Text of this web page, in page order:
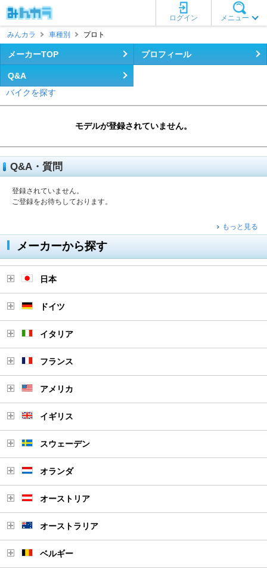
メニュー
ログイン
みんカラ
車種別 プロト
メーカーTOP プロフィール
Q&A
バイクを探す
モデルが登録されていません。
Q&A・質問
登録されていません。
ご登録をお待ちしております。
もっと見る
メーカーから探す
日本
ドイツ
イタリア
フランス
アメリカ
イギリス
スウェーデン
オランダ
オーストリア
オーストラリア
ベルギー